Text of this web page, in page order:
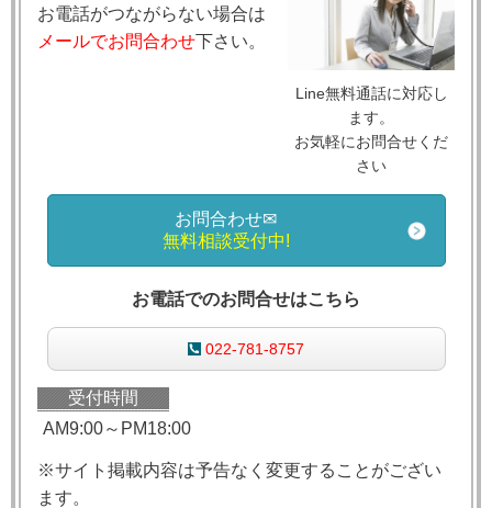
Line無料通話に対応し
ます。
お気軽にお問合せくだ
さい
お電話がつながらない場合は
メールでお問合わせ 下さい。
お問合わせ✉
無料相談受付中!
お電話でのお問合せはこちら
022-781-8757
受付時間
AM9:00～PM18:00
※サイト掲載内容は予告なく変更することがござい
ます。